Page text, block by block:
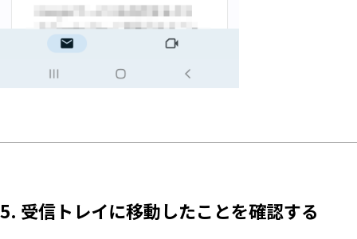
5. 受信トレイに移動したことを確認する